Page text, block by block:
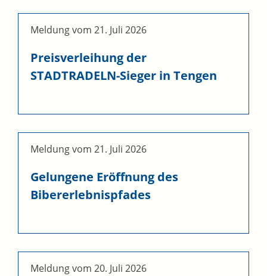
Meldung vom 21. Juli 2026
Preisverleihung der
STADTRADELN-Sieger in Tengen
Meldung vom 21. Juli 2026
Gelungene Eröffnung des
Bibererlebnispfades
Meldung vom 20. Juli 2026